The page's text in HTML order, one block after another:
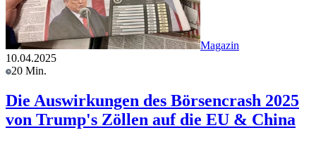
Magazin
10.04.2025
20 Min.
Die Auswirkungen des Börsencrash 2025
von Trump's Zöllen auf die EU & China